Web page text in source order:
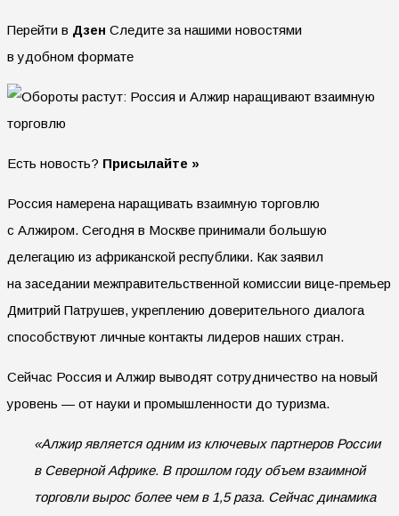
Перейти в Дзен Следите за нашими новостями
в удобном формате
Есть новость? Присылайте »
Россия намерена наращивать взаимную торговлю
с Алжиром. Сегодня в Москве принимали большую
делегацию из африканской республики. Как заявил
на заседании межправительственной комиссии вице-премьер
Дмитрий Патрушев, укреплению доверительного диалога
способствуют личные контакты лидеров наших стран.
Сейчас Россия и Алжир выводят сотрудничество на новый
уровень — от науки и промышленности до туризма.
«Алжир является одним из ключевых партнеров России
в Северной Африке. В прошлом году объем взаимной
торговли вырос более чем в 1,5 раза. Сейчас динамика